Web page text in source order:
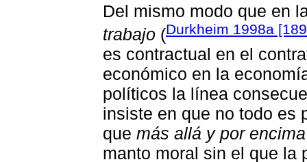
Del mismo modo que en
trabajo (Durkheim 1998a
es contractual en el
económico en la
políticos la línea
insiste en que no todo es
que más allá y por
manto moral sin el que la